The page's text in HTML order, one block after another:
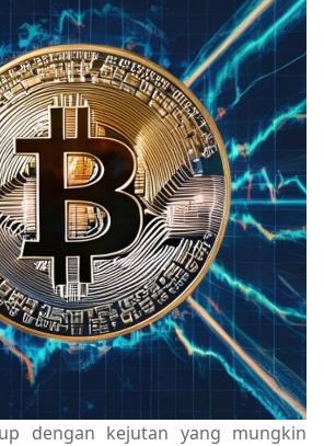
dengan kejutan yang mungkin